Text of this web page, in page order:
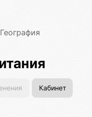
География
Кабинет